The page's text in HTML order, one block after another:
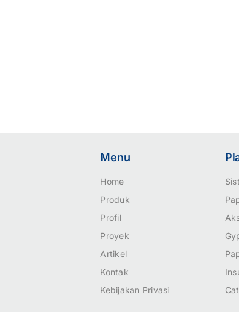
Menu
Home
Produk
Profil
Proyek
Artikel
Kontak
Kebijakan Privasi
Cat